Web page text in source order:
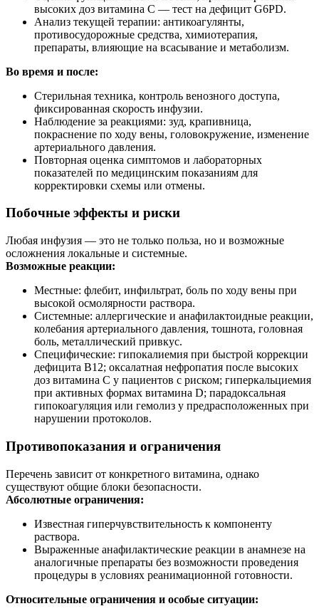
высоких доз витамина С — тест на дефицит G6PD.
Анализ текущей терапии: антикоагулянты,
противосудорожные средства, химиотерапия,
препараты, влияющие на всасывание и метаболизм.
Во время и после:
Стерильная техника, контроль венозного доступа,
фиксированная скорость инфузии.
Наблюдение за реакциями: зуд, крапивница,
покраснение по ходу вены, головокружение, изменение
артериального давления.
Повторная оценка симптомов и лабораторных
показателей по медицинским показаниям для
корректировки схемы или отмены.
Побочные эффекты и риски
Любая инфузия — это не только польза, но и возможные
осложнения локальные и системные.
Возможные реакции:
Местные: флебит, инфильтрат, боль по ходу вены при
высокой осмолярности раствора.
Системные: аллергические и анафилактоидные реакции,
колебания артериального давления, тошнота, головная
боль, металлический привкус.
Специфические: гипокалиемия при быстрой коррекции
дефицита B12; оксалатная нефропатия после высоких
доз витамина С у пациентов с риском; гиперкальциемия
при активных формах витамина D; парадоксальная
гипокоагуляция или гемолиз у предрасположенных при
нарушении протоколов.
Противопоказания и ограничения
Перечень зависит от конкретного витамина, однако
существуют общие блоки безопасности.
Абсолютные ограничения:
Известная гиперчувствительность к компоненту
раствора.
Выраженные анафилактические реакции в анамнезе на
аналогичные препараты без возможности проведения
процедуры в условиях реанимационной готовности.
Относительные ограничения и особые ситуации: